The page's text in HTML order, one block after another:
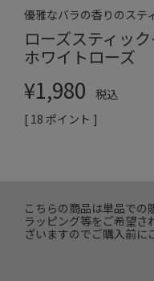
優雅なバラの香りのステ
ローズスティッ
ホワイトローズ
¥1,980
税込
[ 18 ポイント ]
こちらの商品は単品での
ラッピング等をご希望さ
ざいますのでご購入前に